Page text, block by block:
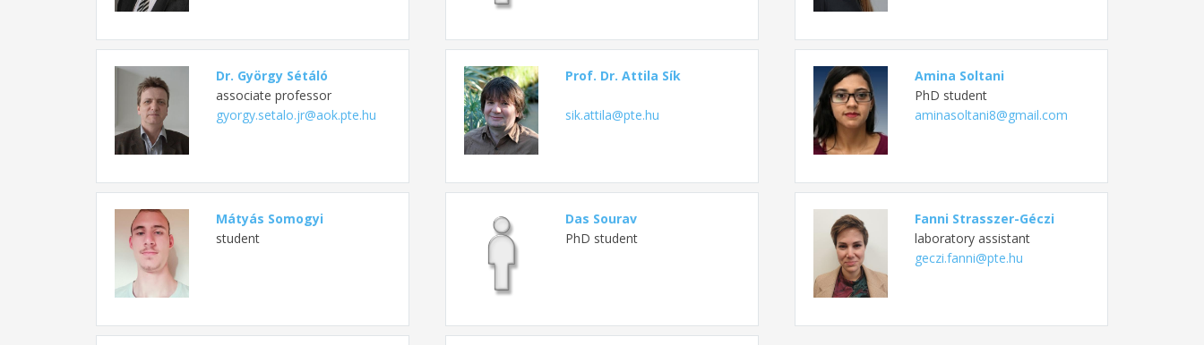
Dr. György Sétáló
associate professor
gyorgy.setalo.jr@aok.pte.hu
Prof. Dr. Attila Sík
sik.attila@pte.hu
Amina Soltani
PhD student
aminasoltani8@gmail.com
Mátyás Somogyi
student
Das Sourav
PhD student
Fanni Strasszer-Géczi
laboratory assistant
geczi.fanni@pte.hu